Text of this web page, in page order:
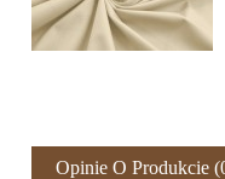
Opinie O Produkcie